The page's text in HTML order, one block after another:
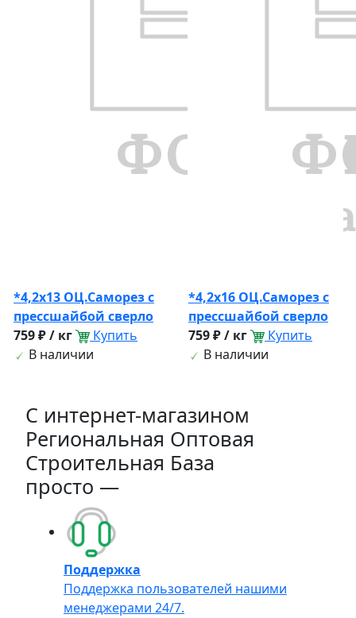
*4,2х13 ОЦ.Саморез с
прессшайбой сверло
759 ₽ / кг
Купить
В наличии
*4,2х16 ОЦ.Саморез с
прессшайбой сверло
759 ₽ / кг
Купить
В наличии
C интернет-магазином
Региональная Оптовая
Строительная База
просто —
Поддержка
Поддержка пользователей нашими
менеджерами 24/7.